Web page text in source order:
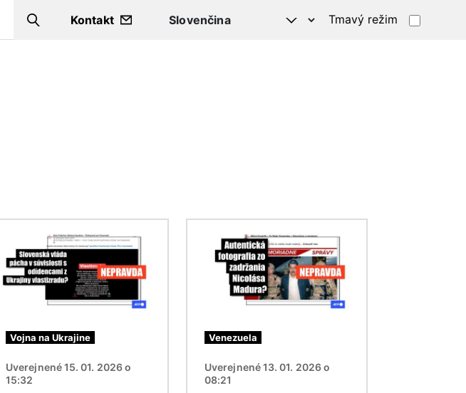
Search
Kontakt Tmavý režim
Vojna na Ukrajine
Uverejnené 15. 01. 2026 o
15:32
Venezuela
Uverejnené 13. 01. 2026 o
08:21